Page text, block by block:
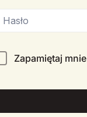
Zapamiętaj mnie